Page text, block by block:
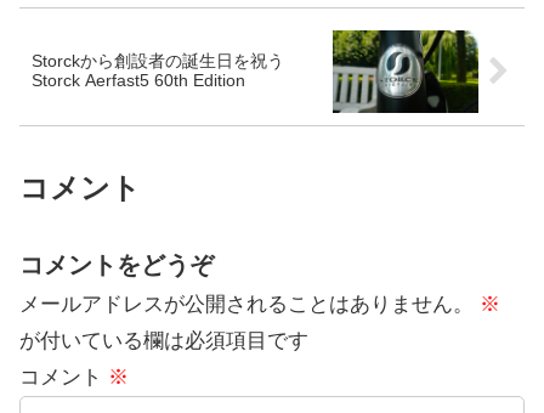
Storckから創設者の誕生日を祝う
Storck Aerfast5 60th Edition
コメント
コメントをどうぞ
メールアドレスが公開されることはありません。
※
が付いている欄は必須項目です
コメント ※